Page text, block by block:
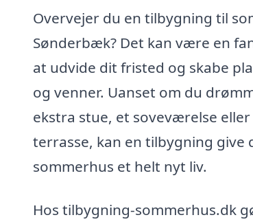
Overvejer du en tilbygning til
Sønderbæk? Det kan være en
at udvide dit fristed og skabe
og venner. Uanset om du
ekstra stue, et soveværelse eller
terrasse, kan en tilbygning give
sommerhus et helt nyt liv.
Hos tilbygning-sommerhus.dk